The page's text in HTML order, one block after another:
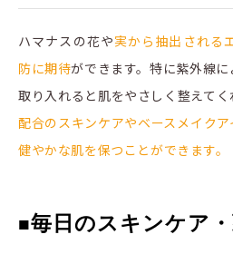
ハマナスの花や実から抽出される
防に期待ができます。特に紫外線
取り入れると肌をやさしく整えてく
配合のスキンケアやベースメイクア
健やかな肌を保つことができます。
■毎日のスキンケア